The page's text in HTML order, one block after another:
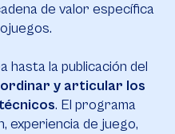
de valor específica
hasta la publicación del
y articular los
. El programa
experiencia de juego,